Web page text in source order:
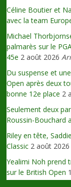
Céline Boutier et
avec la team
Michael
palmarès sur le
45e 2 août 2026
Du suspense et
Open après deux
bonne 12e place 2
Seulement deux
Roussin-Bouchard
Riley en tête,
Classic 2 août 2026
Yealimi Noh prend
sur le British Open